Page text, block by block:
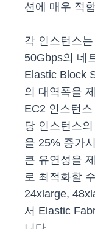
션에 매우 적
각 인스턴스
50Gbps의 네
Elastic Block
의 대역폭을
EC2 인스턴
당 인스턴스
을 25% 증가
큰 유연성을
로 최적화할
24xlarge,
서 Elastic